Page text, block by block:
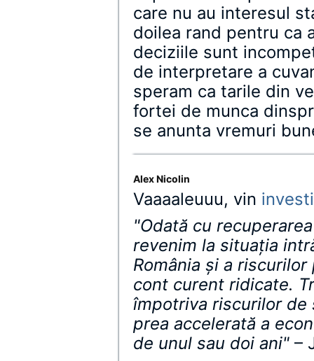
care nu au interesul
doilea rand pentru ca
deciziile sunt
de interpretare a
speram ca tarile din
fortei de munca
se anunta vremuri
Alex Nicolin
Vaaaaleuuu, vin
"Odată cu
revenim la situaţia
România şi a
cont curent ridicate.
împotriva riscurilor de
prea accelerată a
de unul sau doi ani" –